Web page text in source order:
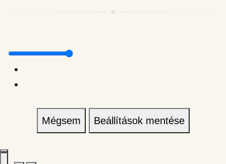
Mégsem Beállítások mentése